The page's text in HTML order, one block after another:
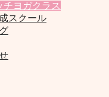
チヨガクラス
スクール